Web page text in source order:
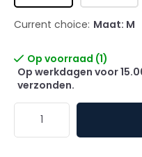
Current choice: Maat: M
Op voorraad (1)
Op werkdagen voor
verzonden.